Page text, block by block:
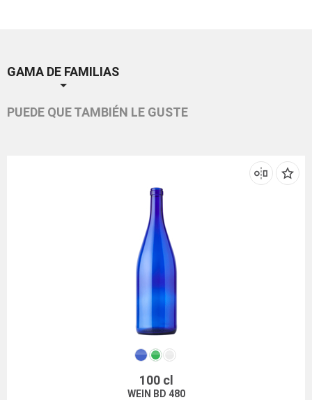
GAMA DE FAMILIAS
PUEDE QUE TAMBIÉN LE GUSTE
100 cl
WEIN BD 480